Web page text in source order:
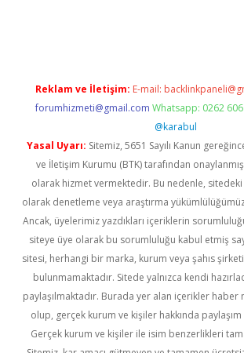
Reklam ve İletişim: E-mail:
forumhizmeti@gmail.com Whatsapp: 0262
@karabul
Yasal Uyarı: Sitemiz, 5651 Sayılı Kanun
ve İletişim Kurumu (BTK) tarafından onaylanmış
olarak hizmet vermektedir. Bu nedenle,
olarak denetleme veya araştırma
Ancak, üyelerimiz yazdıkları içeriklerin
siteye üye olarak bu sorumluluğu kabul etmiş
sitesi, herhangi bir marka, kurum veya şahıs
bulunmamaktadır. Sitede yalnızca kendi
paylaşılmaktadır. Burada yer alan içerikler haber
olup, gerçek kurum ve kişiler hakkında paylaşım
Gerçek kurum ve kişiler ile isim benzerlikleri